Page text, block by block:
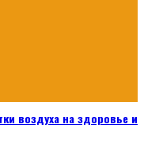
воздуха на здоровье и